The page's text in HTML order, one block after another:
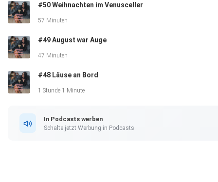
#50 Weihnachten im Venusceller
57 Minuten
#49 August war Auge
47 Minuten
#48 Läuse an Bord
1 Stunde 1 Minute
In Podcasts werben
Schalte jetzt Werbung in Podcasts.